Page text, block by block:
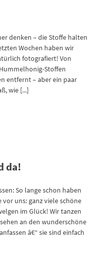
denken – die Stoffe halten
Wochen haben wir
fotografiert! Von
Stoffen
entfernt – aber ein paar
wie [...]
da!
So lange schon haben
uns: ganz viele schöne
im Glück! Wir tanzen
an den wunderschöne
â€“ sie sind einfach